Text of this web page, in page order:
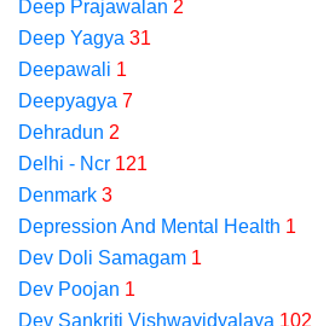
Deep Prajawalan 2
Deep Yagya 31
Deepawali 1
Deepyagya 7
Dehradun 2
Delhi - Ncr 121
Denmark 3
Depression And Mental Health 1
Dev Doli Samagam 1
Dev Poojan 1
Dev Sankriti Vishwavidyalaya 102